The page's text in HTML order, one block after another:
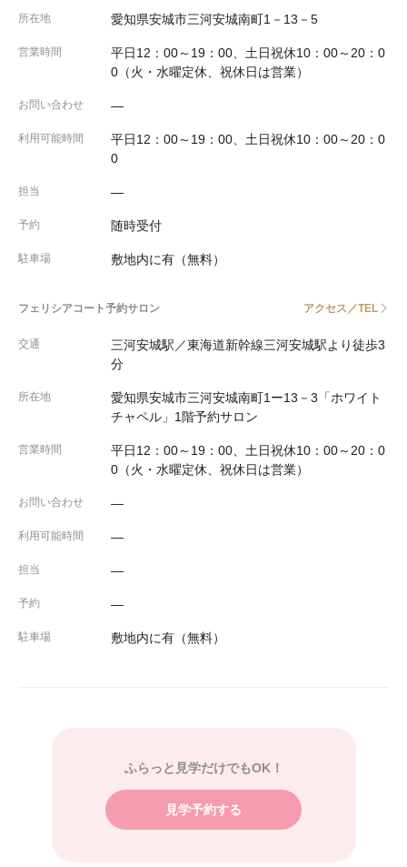
所在地 愛知県安城市三河安城南町1－13－5
営業時間
平日12：00～19：00、土日祝休10：00～20：0
0（火・水曜定休、祝休日は営業）
お問い合わせ ―
利用可能時間
平日12：00～19：00、土日祝休10：00～20：0
0
担当 ―
予約 随時受付
駐車場 敷地内に有（無料）
フェリシアコート予約サロン アクセス／TEL
交通
三河安城駅／東海道新幹線三河安城駅より徒歩3
分
所在地
愛知県安城市三河安城南町1ー13－3「ホワイト
チャペル」1階予約サロン
営業時間
平日12：00～19：00、土日祝休10：00～20：0
0（火・水曜定休、祝休日は営業）
お問い合わせ ―
利用可能時間 ―
担当 ―
予約 ―
駐車場 敷地内に有（無料）
ふらっと見学だけでもOK！
見学予約する